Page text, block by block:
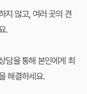
지 않고, 여러 곳의 견
.
담을 통해 본인에게 최
해결하세요.